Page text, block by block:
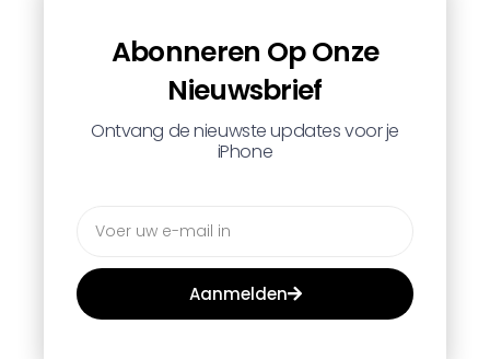
Abonneren Op Onze
Nieuwsbrief
Ontvang de nieuwste updates voor je
iPhone
Aanmelden